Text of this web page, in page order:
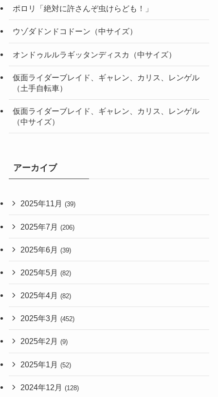
ポロリ「絶対に許さんぞ虫けらども！」
ウゾダドンドコドーン（中サイズ）
オンドゥルルラギッタンディスカ（中サイズ）
仮面ライダーブレイド、ギャレン、カリス、レンゲル
（土手自転車）
仮面ライダーブレイド、ギャレン、カリス、レンゲル
（中サイズ）
アーカイブ
2025年11月 (39)
2025年7月 (206)
2025年6月 (39)
2025年5月 (82)
2025年4月 (82)
2025年3月 (452)
2025年2月 (9)
2025年1月 (52)
2024年12月 (128)